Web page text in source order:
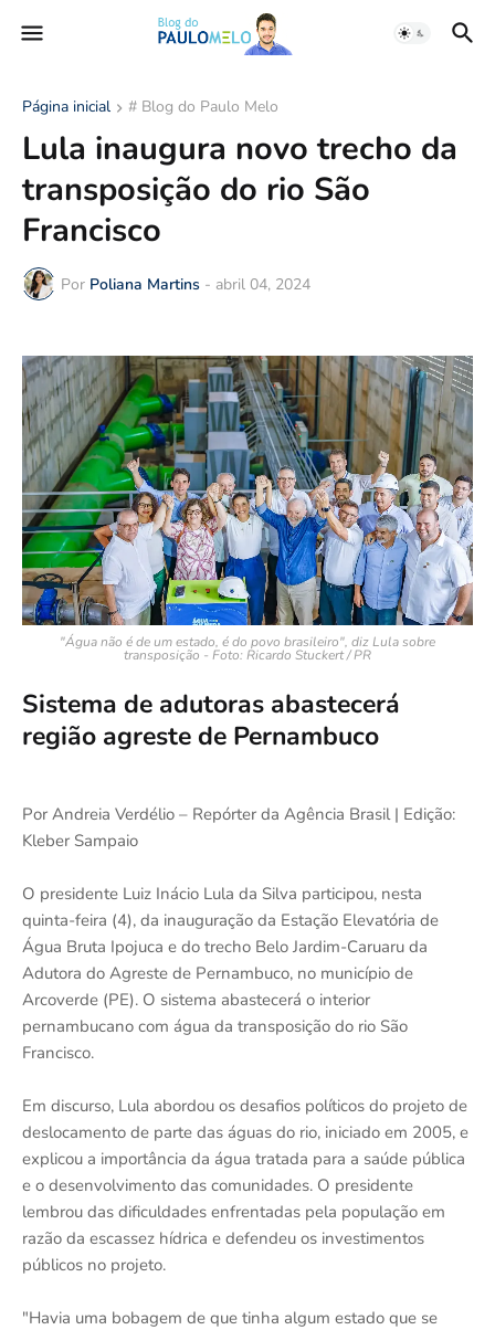
Página inicial # Blog do Paulo Melo
Lula inaugura novo trecho da
transposição do rio São
Francisco
Por Poliana Martins - abril 04, 2024
"Água não é de um estado, é do povo brasileiro", diz Lula sobre
transposição - Foto: Ricardo Stuckert / PR
Sistema de adutoras abastecerá
região agreste de Pernambuco
Por Andreia Verdélio – Repórter da Agência Brasil | Edição:
Kleber Sampaio
O presidente Luiz Inácio Lula da Silva participou, nesta
quinta-feira (4), da inauguração da Estação Elevatória de
Água Bruta Ipojuca e do trecho Belo Jardim-Caruaru da
Adutora do Agreste de Pernambuco, no município de
Arcoverde (PE). O sistema abastecerá o interior
pernambucano com água da transposição do rio São
Francisco.
Em discurso, Lula abordou os desafios políticos do projeto de
deslocamento de parte das águas do rio, iniciado em 2005, e
explicou a importância da água tratada para a saúde pública
e o desenvolvimento das comunidades. O presidente
lembrou das dificuldades enfrentadas pela população em
razão da escassez hídrica e defendeu os investimentos
públicos no projeto.
"Havia uma bobagem de que tinha algum estado que se